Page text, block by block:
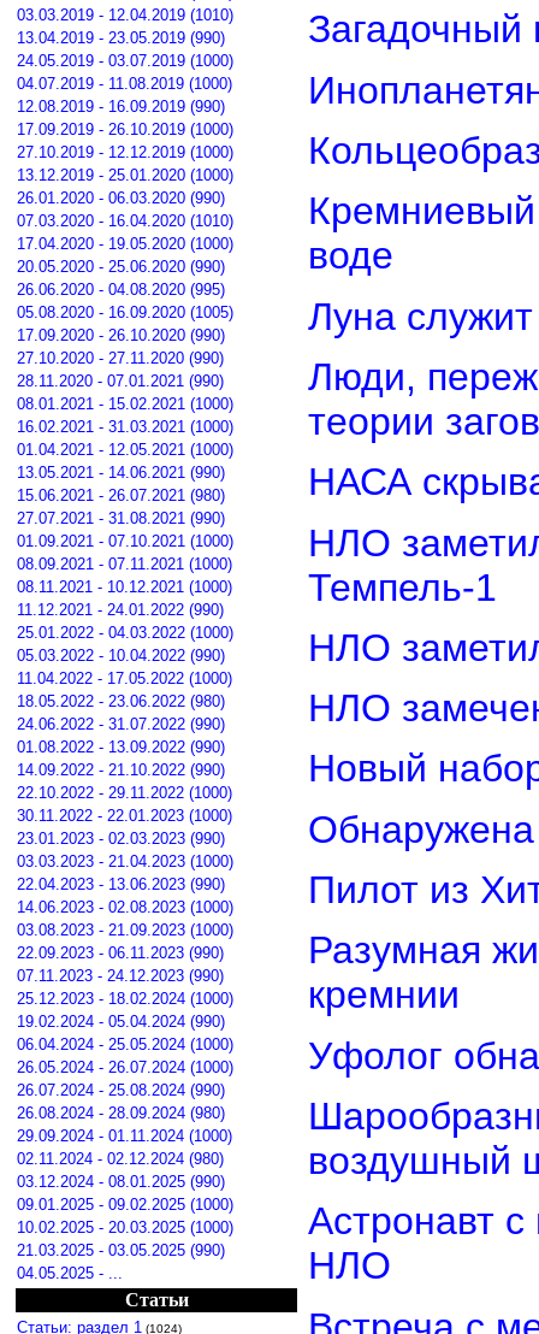
03.03.2019 - 12.04.2019 (1010)
13.04.2019 - 23.05.2019 (990)
24.05.2019 - 03.07.2019 (1000)
04.07.2019 - 11.08.2019 (1000)
12.08.2019 - 16.09.2019 (990)
17.09.2019 - 26.10.2019 (1000)
27.10.2019 - 12.12.2019 (1000)
13.12.2019 - 25.01.2020 (1000)
26.01.2020 - 06.03.2020 (990)
07.03.2020 - 16.04.2020 (1010)
17.04.2020 - 19.05.2020 (1000)
20.05.2020 - 25.06.2020 (990)
26.06.2020 - 04.08.2020 (995)
05.08.2020 - 16.09.2020 (1005)
17.09.2020 - 26.10.2020 (990)
27.10.2020 - 27.11.2020 (990)
28.11.2020 - 07.01.2021 (990)
08.01.2021 - 15.02.2021 (1000)
16.02.2021 - 31.03.2021 (1000)
01.04.2021 - 12.05.2021 (1000)
13.05.2021 - 14.06.2021 (990)
15.06.2021 - 26.07.2021 (980)
27.07.2021 - 31.08.2021 (990)
01.09.2021 - 07.10.2021 (1000)
08.09.2021 - 07.11.2021 (1000)
08.11.2021 - 10.12.2021 (1000)
11.12.2021 - 24.01.2022 (990)
25.01.2022 - 04.03.2022 (1000)
05.03.2022 - 10.04.2022 (990)
11.04.2022 - 17.05.2022 (1000)
18.05.2022 - 23.06.2022 (980)
24.06.2022 - 31.07.2022 (990)
01.08.2022 - 13.09.2022 (990)
14.09.2022 - 21.10.2022 (990)
22.10.2022 - 29.11.2022 (1000)
30.11.2022 - 22.01.2023 (1000)
23.01.2023 - 02.03.2023 (990)
03.03.2023 - 21.04.2023 (1000)
22.04.2023 - 13.06.2023 (990)
14.06.2023 - 02.08.2023 (1000)
03.08.2023 - 21.09.2023 (1000)
22.09.2023 - 06.11.2023 (990)
07.11.2023 - 24.12.2023 (990)
25.12.2023 - 18.02.2024 (1000)
19.02.2024 - 05.04.2024 (990)
06.04.2024 - 25.05.2024 (1000)
26.05.2024 - 26.07.2024 (1000)
26.07.2024 - 25.08.2024 (990)
26.08.2024 - 28.09.2024 (980)
29.09.2024 - 01.11.2024 (1000)
02.11.2024 - 02.12.2024 (980)
03.12.2024 - 08.01.2025 (990)
09.01.2025 - 09.02.2025 (1000)
10.02.2025 - 20.03.2025 (1000)
21.03.2025 - 03.05.2025 (990)
04.05.2025 - ...
Статьи
Статьи: раздел 1 (1024)
воде
Луна
Люди,
теории
НАСА
НЛО
Темпель-1
НЛО
НЛО
Новый
Обнаружена
Пилот из
Разумная
кремнии
Уфолог
воздушный
Астронавт
НЛО